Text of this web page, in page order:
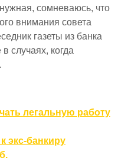
сомневаюсь, что
внимания совета
газеты из банка
случаях, когда
легальную работу
экс-банкиру